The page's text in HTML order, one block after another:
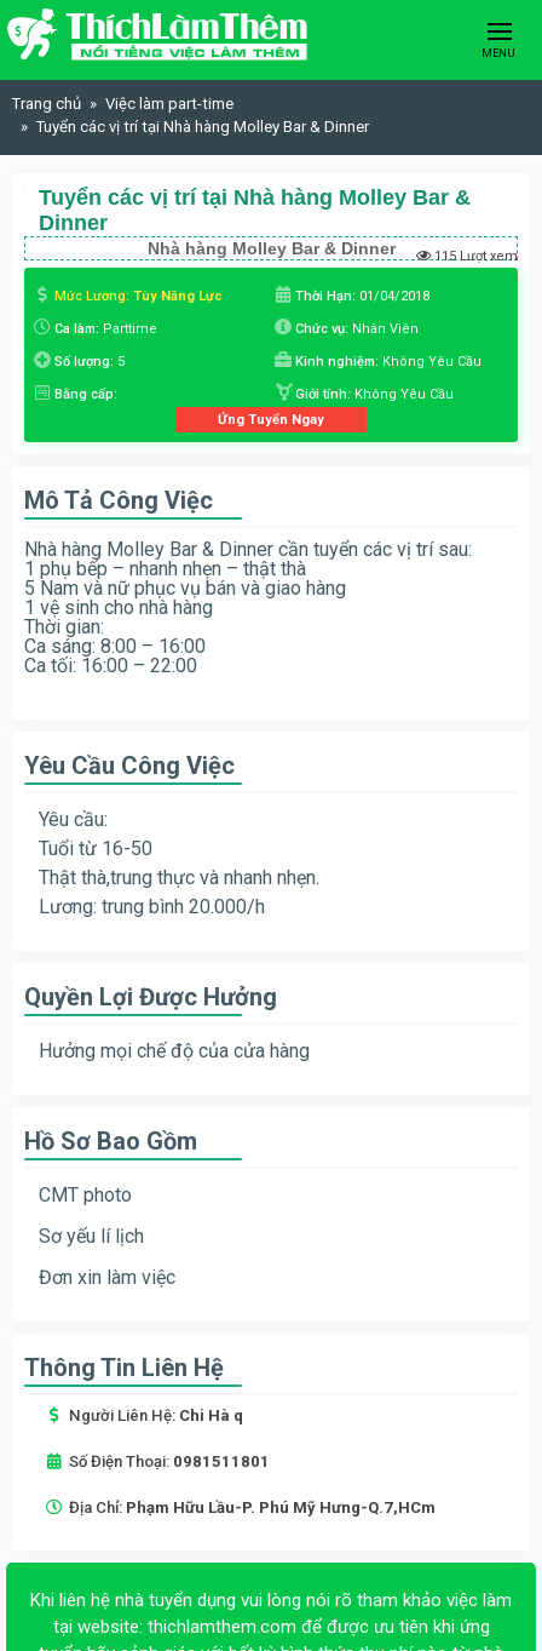
Skip to content
MENU
Trang chủ
Việc làm part-time
Tuyển các vị trí tại Nhà hàng Molley Bar & Dinner
Tuyển các vị trí tại Nhà hàng Molley Bar &
Dinner
Nhà hàng Molley Bar & Dinner 115 Lượt xem
Mức Lương: Tùy Năng Lực Thời Hạn: 01/04/2018
Ca làm: Parttime Chức vụ: Nhân Viên
Số lượng: 5 Kinh nghiệm: Không Yêu Cầu
Bằng cấp: Giới tính: Không Yêu Cầu
Ứng Tuyển Ngay
Mô Tả Công Việc
Nhà hàng Molley Bar & Dinner cần tuyển các vị trí sau:
1 phụ bếp – nhanh nhẹn – thật thà
5 Nam và nữ phục vụ bán và giao hàng
1 vệ sinh cho nhà hàng
Thời gian:
Ca sáng: 8:00 – 16:00
Ca tối: 16:00 – 22:00
Yêu Cầu Công Việc
Yêu cầu:
Tuổi từ 16-50
Thật thà,trung thực và nhanh nhẹn.
Lương: trung bình 20.000/h
Quyền Lợi Được Hưởng
Hưởng mọi chế độ của cửa hàng
Hồ Sơ Bao Gồm
CMT photo
Sơ yếu lí lịch
Đơn xin làm việc
Thông Tin Liên Hệ
Người Liên Hệ: Chi Hà q
Số Điện Thoại: 0981511801
Địa Chỉ: Phạm Hữu Lầu-P. Phú Mỹ Hưng-Q.7,HCm
Khi liên hệ nhà tuyển dụng vui lòng nói rõ tham khảo việc làm
tại website: thichlamthem.com để được ưu tiên khi ứng